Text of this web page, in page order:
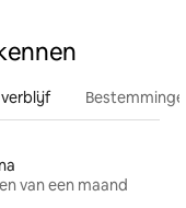
verblijf
van een maand